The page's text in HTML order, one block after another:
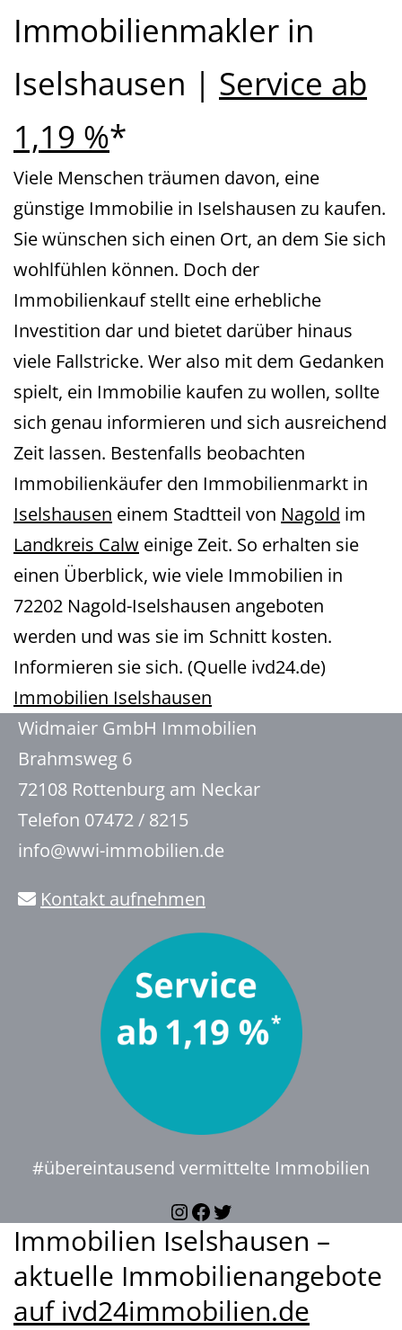
Immobilienmakler in
Iselshausen | Service ab
1,19 %*
Viele Menschen träumen davon, eine
günstige Immobilie in Iselshausen zu kaufen.
Sie wünschen sich einen Ort, an dem Sie sich
wohlfühlen können. Doch der
Immobilienkauf stellt eine erhebliche
Investition dar und bietet darüber hinaus
viele Fallstricke. Wer also mit dem Gedanken
spielt, ein Immobilie kaufen zu wollen, sollte
sich genau informieren und sich ausreichend
Zeit lassen. Bestenfalls beobachten
Immobilienkäufer den Immobilienmarkt in
Iselshausen einem Stadtteil von Nagold im
Landkreis Calw einige Zeit. So erhalten sie
einen Überblick, wie viele Immobilien in
72202 Nagold-Iselshausen angeboten
werden und was sie im Schnitt kosten.
Informieren sie sich. (Quelle ivd24.de)
Immobilien Iselshausen
Widmaier GmbH Immobilien
Brahmsweg 6
72108 Rottenburg am Neckar
Telefon 07472 / 8215
info@wwi-immobilien.de
Kontakt aufnehmen
#übereintausend vermittelte Immobilien
Instagram
Facebook
Twitter
Immobilien Iselshausen –
aktuelle Immobilienangebote
auf ivd24immobilien.de